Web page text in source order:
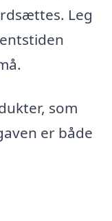
Leg
som
er både